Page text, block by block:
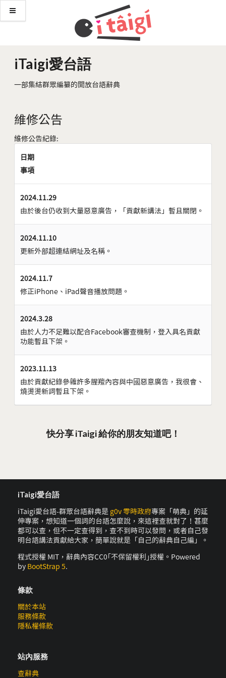
iTaigi愛台語
一部集結群眾編纂的開放台語辭典
維修公告
維修公告紀錄:
日期
事項
2024.11.29
由於後台仍收到大量惡意廣告，「貢獻新講法」暫且關閉。
2024.11.10
更新外部超連結網址及名稱。
2024.11.7
修正iPhone、iPad聲音播放問題。
2024.3.28
由於人力不足難以配合Facebook審查機制，登入具名貢獻
功能暫且下架。
2023.11.13
由於貢獻紀錄參雜許多腥羶內容與中國惡意廣告，我很會、
燒燙燙新詞暫且下架。
快分享 iTaigi 給你的朋友知道吧！
iTaigi愛台語
iTaigi愛台語-群眾台語辭典是 g0v 零時政府專案「萌典」的延
伸專案，想知道一個詞的台語怎麼說，來這裡查就對了！甚麼
都可以查，但不一定查得到，查不到時可以發問，或者自己發
明台語講法貢獻給大家，簡單說就是「自己的辭典自己編」。
程式授權 MIT，辭典內容CC0｢不保留權利｣授權。Powered
by BootStrap 5.
條款
關於本站
服務條款
隱私權條款
站內服務
查辭典